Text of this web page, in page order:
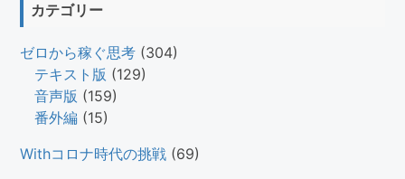
カテゴリー
ゼロから稼ぐ思考 (304)
テキスト版 (129)
音声版 (159)
番外編 (15)
Withコロナ時代の挑戦 (69)